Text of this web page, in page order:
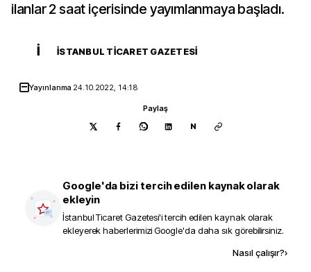
ilanlar 2 saat içerisinde yayımlanmaya başladı.
İ İSTANBUL TICARET GAZETESI
Yayınlanma 24.10.2022, 14:18
Paylaş
N
Google'da bizi tercih edilen kaynak olarak
ekleyin
İstanbul Ticaret Gazetesi'i tercih edilen kaynak olarak
ekleyerek haberlerimizi Google'da daha sık görebilirsiniz.
Nasıl çalışır?›